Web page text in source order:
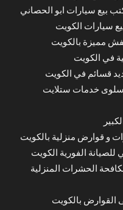
بيع سيارات ابو الحصاني
سيارات الكويت
مميزة بالكويت
في الكويت
قسائم في الكويت
خدمات ستلايت
و قوارض منزلية بالكويت
الفورية الكويت
الحشرات المنزلية
بالكويت